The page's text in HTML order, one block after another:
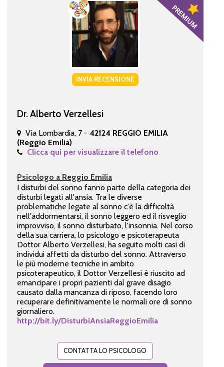
INVIA RECENSIONE
Dr. Alberto Verzellesi
Via Lombardia, 7 - 42124 REGGIO EMILIA
(Reggio Emilia)
Clicca qui per visualizzare il telefono
Psicologo a Reggio Emilia
I disturbi del sonno fanno parte della categoria dei
disturbi legati all'ansia. Tra le diverse
problematiche legate al sonno c'è la difficoltà
nell'addormentarsi, il sonno leggero ed il risveglio
improvviso, il sonno disturbato, l'insonnia. Nel corso
della sua carriera, lo psicologo e psicoterapeuta
Dottor Alberto Verzellesi, ha seguito molti casi di
individui affetti da disturbo del sonno. Attraverso
le più moderne tecniche in ambito
psicoterapeutico, il Dottor Verzellesi è riuscito ad
emancipare i propri pazienti dal grave disagio
causato dalla mancanza di riposo, facendo loro
recuperare definitivamente le normali ore di sonno
giornaliero.
http://bit.ly/DisturbiAnsiaReggioEmilia
CONTATTA LO PSICOLOGO